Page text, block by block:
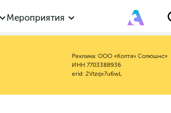
Мероприятия
Реклама: ООО «Колтач Солюшнс»
ИНН 7703388936
erid: 2Vtzqx7u6wL